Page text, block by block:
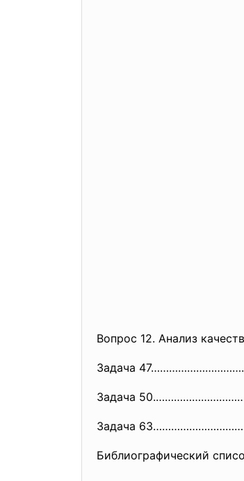
Вопрос 12. Анализ
Задача
Задача
Задача
Библиографический